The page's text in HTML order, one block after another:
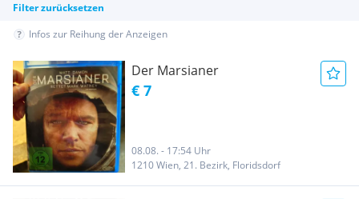
Filter zurücksetzen
Infos zur Reihung der Anzeigen
Der Marsianer
€ 7
08.08. - 17:54 Uhr
1210 Wien, 21. Bezirk, Floridsdorf